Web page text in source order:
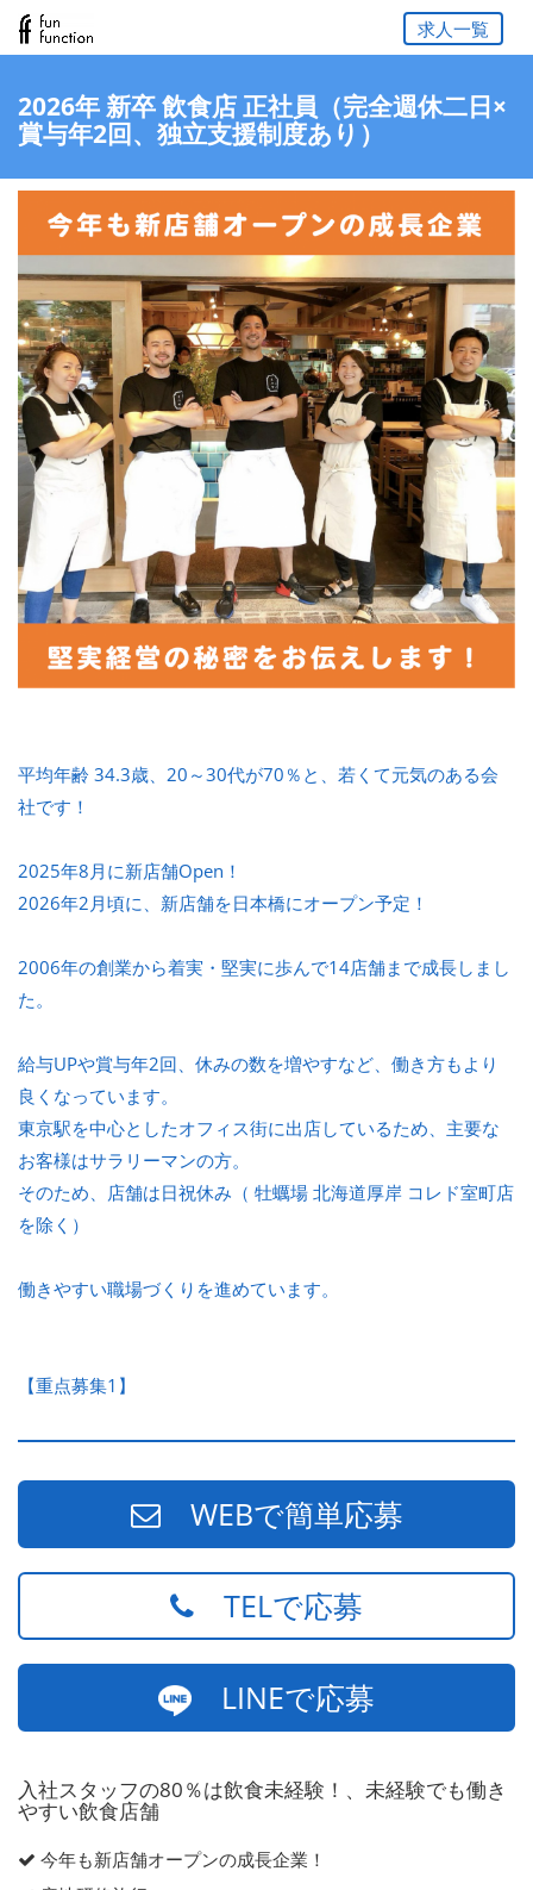
求人一覧
2026年 新卒 飲食店 正社員（完全週休二日×
賞与年2回、独立支援制度あり）
平均年齢 34.3歳、20～30代が70％と、若くて元気のある会
社です！
2025年8月に新店舗Open！
2026年2月頃に、新店舗を日本橋にオープン予定！
2006年の創業から着実・堅実に歩んで14店舗まで成長しまし
た。
給与UPや賞与年2回、休みの数を増やすなど、働き方もより
良くなっています。
東京駅を中心としたオフィス街に出店しているため、主要な
お客様はサラリーマンの方。
そのため、店舗は日祝休み（ 牡蠣場 北海道厚岸 コレド室町店
を除く）
働きやすい職場づくりを進めています。
【重点募集1】
WEBで簡単応募
TELで応募
LINEで応募
入社スタッフの80％は飲食未経験！、未経験でも働き
やすい飲食店舗
今年も新店舗オープンの成長企業！